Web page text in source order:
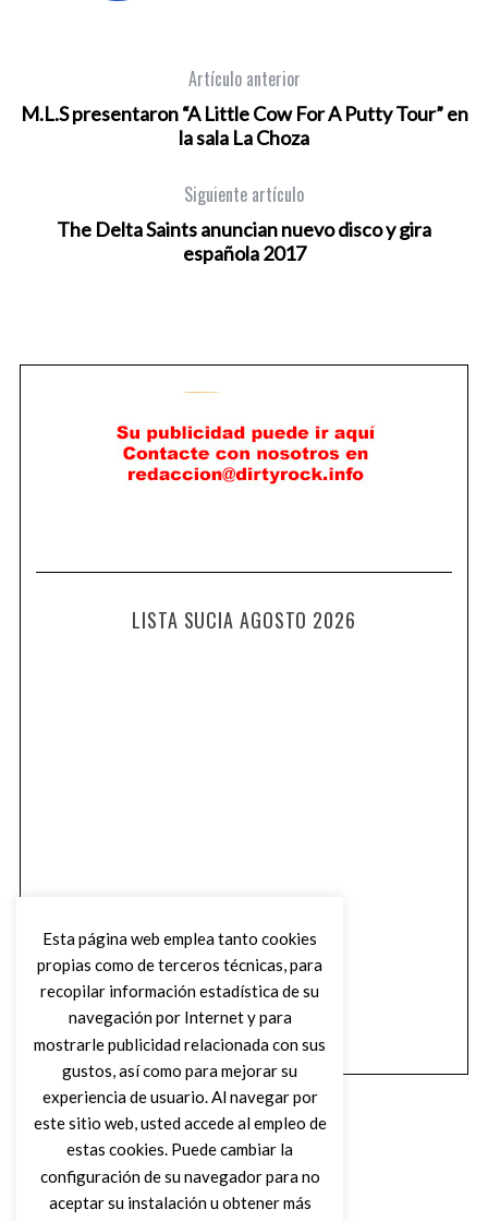
Artículo anterior
M.L.S presentaron “A Little Cow For A Putty Tour” en
la sala La Choza
Siguiente artículo
The Delta Saints anuncian nuevo disco y gira
española 2017
LISTA SUCIA AGOSTO 2026
Esta página web emplea tanto cookies
propias como de terceros técnicas, para
recopilar información estadística de su
navegación por Internet y para
mostrarle publicidad relacionada con sus
gustos, así como para mejorar su
experiencia de usuario. Al navegar por
este sitio web, usted accede al empleo de
estas cookies. Puede cambiar la
configuración de su navegador para no
aceptar su instalación u obtener más